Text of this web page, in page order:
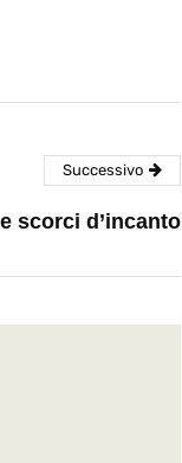
Successivo
scorci d’incanto